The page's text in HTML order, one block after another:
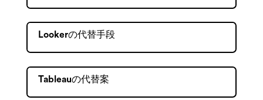
Lookerの代替手段
Tableauの代替案